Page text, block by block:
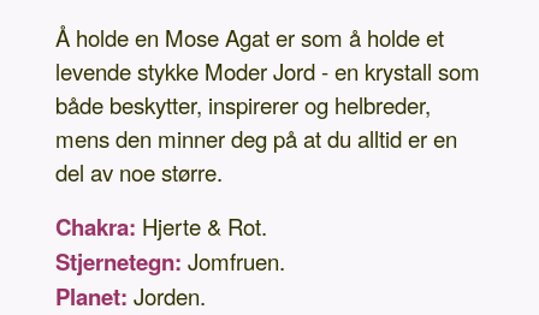
Å holde en Mose Agat er som å holde et
levende stykke Moder Jord - en krystall som
både beskytter, inspirerer og helbreder,
mens den minner deg på at du alltid er en
del av noe større.
Chakra: Hjerte & Rot.
Stjernetegn: Jomfruen.
Planet: Jorden.